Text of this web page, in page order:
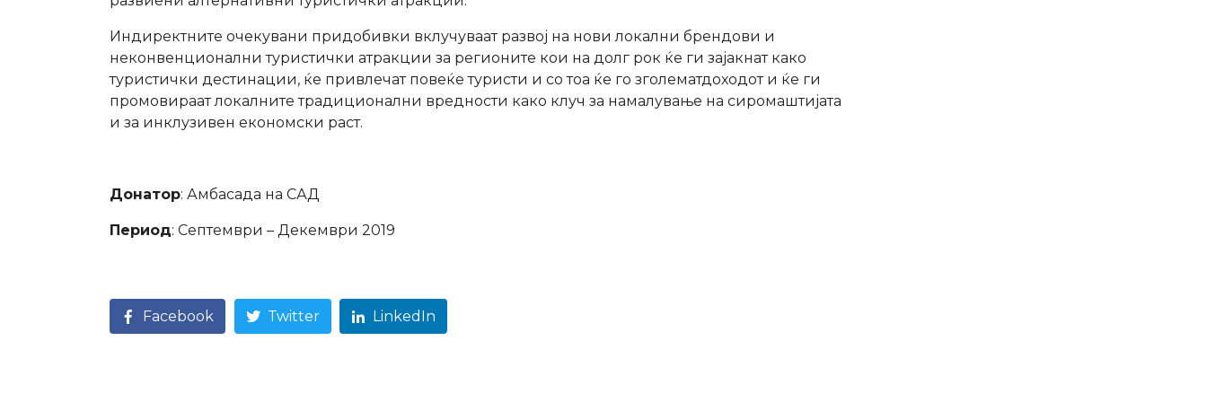
Индиректните очекувани придобивки вклучуваат развој на нови локални брендови и
неконвенционални туристички атракции за регионите кои на долг рок ќе ги зајакнат како
туристички дестинации, ќе привлечат повеќе туристи и со тоа ќе го зголематдоходот и ќе ги
промовираат локалните традиционални вредности како клуч за намалување на сиромаштијата
и за инклузивен економски раст.
Донатор: Амбасада на САД
Период: Септември – Декември 2019
Facebook Twitter LinkedIn